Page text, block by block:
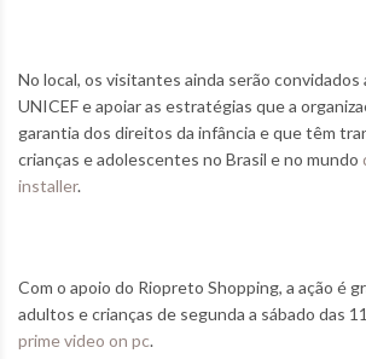
No local, os visitantes ainda serão convidados
UNICEF e apoiar as estratégias que a
garantia dos direitos da infância e que têm
crianças e adolescentes no Brasil e no mundo
installer.
Com o apoio do Riopreto Shopping, a ação é
adultos e crianças de segunda a sábado das
prime video on pc.